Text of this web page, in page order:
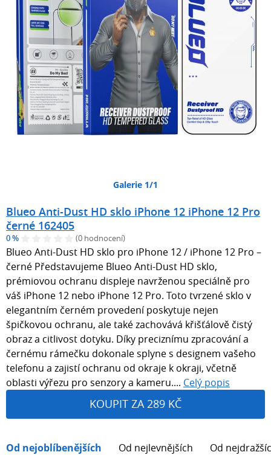
Galerie 1/1
Blueo Anti-Dust HD sklo iPhone 12 iPhone 12 Pro
černé 162405
0 % (0 hodnocení)
Blueo Anti-Dust HD sklo pro iPhone 12 / iPhone 12 Pro –
černé Představujeme Blueo Anti-Dust HD sklo,
prémiovou ochranu displeje navrženou speciálně pro
váš iPhone 12 nebo iPhone 12 Pro. Toto tvrzené sklo v
elegantním černém provedení poskytuje nejen
špičkovou ochranu, ale také zachovává křišťálově čistý
obraz a citlivost dotyku. Díky preciznímu zpracování a
černému rámečku dokonale splyne s designem vašeho
telefonu a zajistí ochranu od okraje k okraji, včetně
oblasti výřezu pro senzory a kameru.... Celý popis
KOUPIT ZA 289 KČ
Od nejoblíbenějších Od nejlevnějších Od